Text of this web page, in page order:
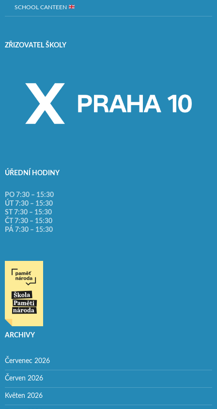
SCHOOL CANTEEN
ZŘIZOVATEL ŠKOLY
ÚŘEDNÍ HODINY
PO 7:30 – 15:30
ÚT 7:30 – 15:30
ST 7:30 – 15:30
ČT 7:30 – 15:30
PÁ 7:30 – 15:30
ARCHIVY
Červenec 2026
Červen 2026
Květen 2026